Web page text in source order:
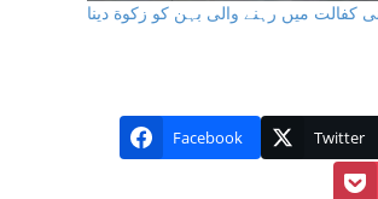
کفالت میں رہنے والی بہن کو زکوة دینا
Facebook Twitter